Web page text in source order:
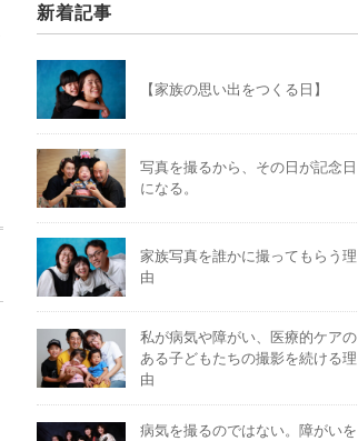
新着記事
【家族の思い出をつくる日】
写真を撮るから、その日が記念日
になる。
家族写真を誰かに撮ってもらう理
由
私が病気や障がい、医療的ケアの
ある子どもたちの撮影を続ける理
由
病気を撮るのではない。障がいを